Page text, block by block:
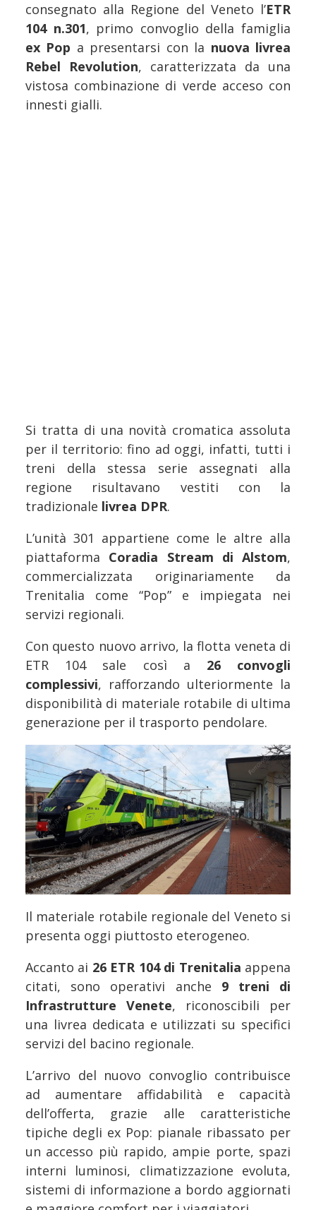
consegnato alla Regione del Veneto l’ETR
104 n.301, primo convoglio della famiglia
ex Pop a presentarsi con la nuova livrea
Rebel Revolution, caratterizzata da una
vistosa combinazione di verde acceso con
innesti gialli.
Si tratta di una novità cromatica assoluta
per il territorio: fino ad oggi, infatti, tutti i
treni della stessa serie assegnati alla
regione risultavano vestiti con la
tradizionale livrea DPR.
L’unità 301 appartiene come le altre alla
piattaforma Coradia Stream di Alstom,
commercializzata originariamente da
Trenitalia come “Pop” e impiegata nei
servizi regionali.
Con questo nuovo arrivo, la flotta veneta di
ETR 104 sale così a 26 convogli
complessivi, rafforzando ulteriormente la
disponibilità di materiale rotabile di ultima
generazione per il trasporto pendolare.
Il materiale rotabile regionale del Veneto si
presenta oggi piuttosto eterogeneo.
Accanto ai 26 ETR 104 di Trenitalia appena
citati, sono operativi anche 9 treni di
Infrastrutture Venete, riconoscibili per
una livrea dedicata e utilizzati su specifici
servizi del bacino regionale.
L’arrivo del nuovo convoglio contribuisce
ad aumentare affidabilità e capacità
dell’offerta, grazie alle caratteristiche
tipiche degli ex Pop: pianale ribassato per
un accesso più rapido, ampie porte, spazi
interni luminosi, climatizzazione evoluta,
sistemi di informazione a bordo aggiornati